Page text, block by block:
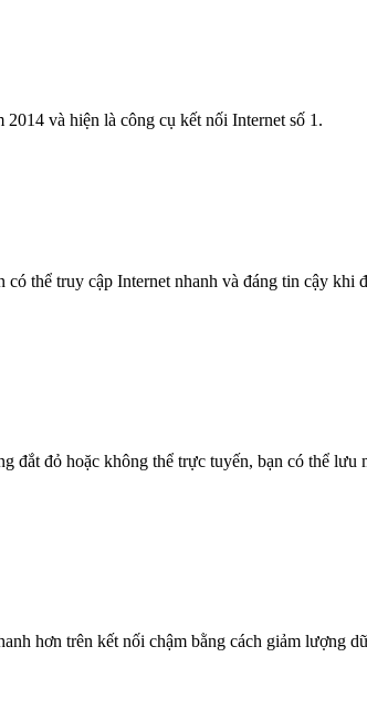
và hiện là công cụ kết nối Internet số 1.
thể truy cập Internet nhanh và đáng tin cậy khi
đỏ hoặc không thể trực tuyến, bạn có thể
hơn trên kết nối chậm bằng cách giảm lượng